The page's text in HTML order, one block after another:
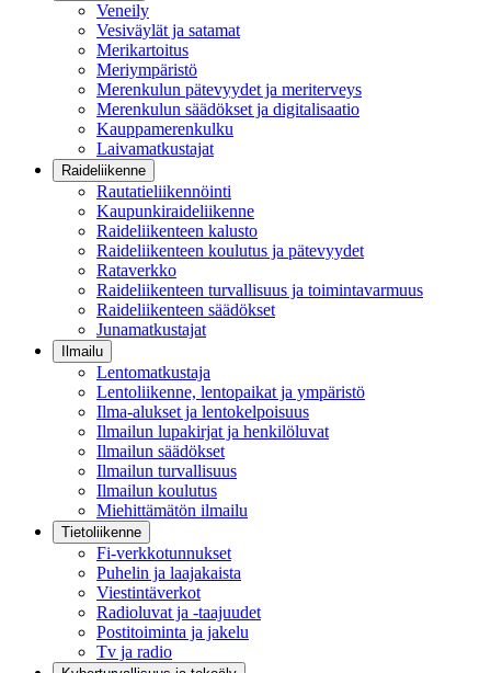
Veneily
Vesiväylät ja satamat
Merikartoitus
Meriympäristö
Merenkulun pätevyydet ja meriterveys
Merenkulun säädökset ja digitalisaatio
Kauppamerenkulku
Laivamatkustajat
Raideliikenne
Rautatieliikennöinti
Kaupunkiraideliikenne
Raideliikenteen kalusto
Raideliikenteen koulutus ja pätevyydet
Rataverkko
Raideliikenteen turvallisuus ja toimintavarmuus
Raideliikenteen säädökset
Junamatkustajat
Ilmailu
Lentomatkustaja
Lentoliikenne, lentopaikat ja ympäristö
Ilma-alukset ja lentokelpoisuus
Ilmailun lupakirjat ja henkilöluvat
Ilmailun säädökset
Ilmailun turvallisuus
Ilmailun koulutus
Miehittämätön ilmailu
Tietoliikenne
Fi-verkkotunnukset
Puhelin ja laajakaista
Viestintäverkot
Radioluvat ja -taajuudet
Postitoiminta ja jakelu
Tv ja radio